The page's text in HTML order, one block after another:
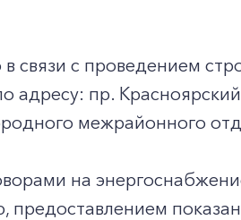
связи с проведением
адресу: пр.
межрайонного
на
предоставлением